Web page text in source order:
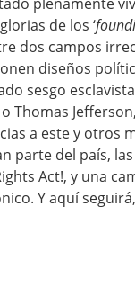
de los ‘
dos campos
diseños
sesgo
Thomas
a este y otros
parte del país,
Act!, y una
Y aquí